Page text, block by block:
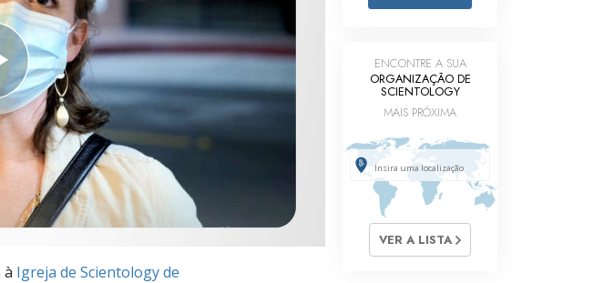
Crianças
Ferramentas para o Local do Trabalho
A Causa da Supressão
Bases da Organização
à Igreja de Scientology de
ENCONTRE A SUA
ORGANIZAÇÃO DE
SCIENTOLOGY
MAIS PRÓXIMA
VER A LISTA